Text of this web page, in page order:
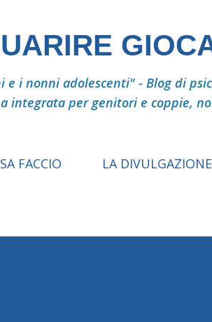
i nonni adolescenti" - Blog di
integrata per genitori e coppie,
FACCIO LA